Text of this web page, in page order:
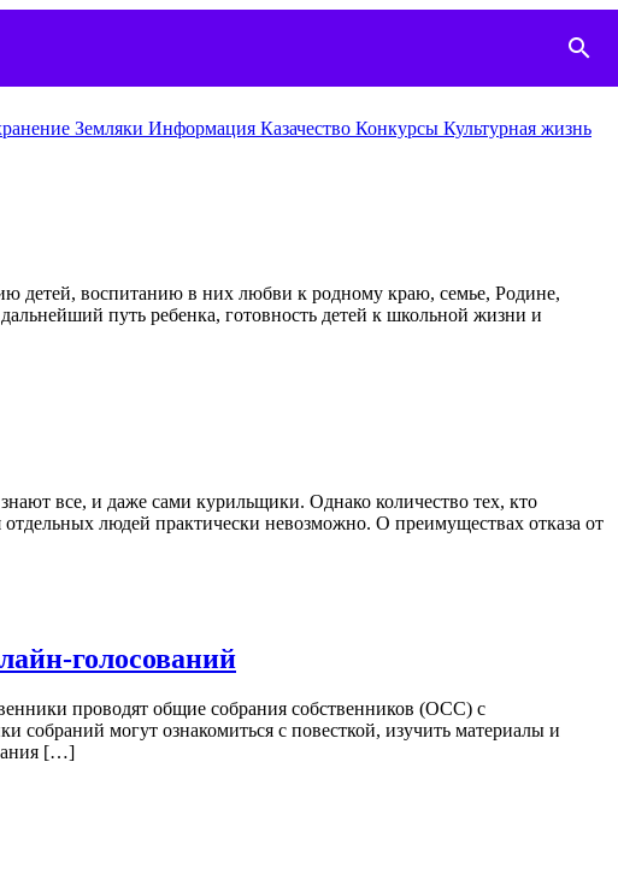
search
Земляки Информация Казачество Конкурcы Культурная жизнь
детей, воспитанию в них любви к родному краю, семье, Родине,
путь ребенка, готовность детей к школьной жизни и
все, и даже сами курильщики. Однако количество тех, кто
людей практически невозможно. О преимуществах отказа от
голосований
проводят общие собрания собственников (ОСС) с
могут ознакомиться с повесткой, изучить материалы и
[…]